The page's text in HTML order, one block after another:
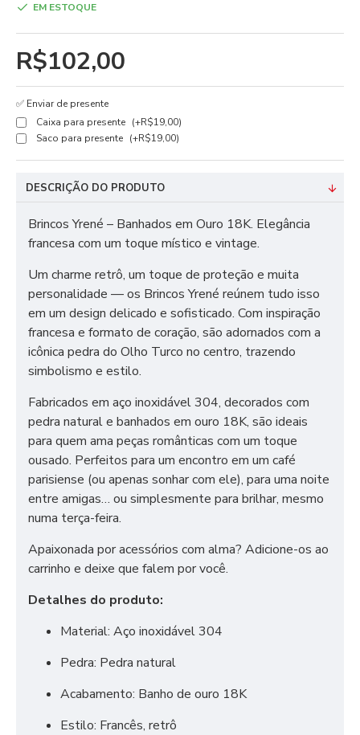
R$102,00
EM ESTOQUE
✅ Enviar de presente
Caixa para presente (+R$19,00)
Saco para presente (+R$19,00)
DESCRIÇÃO DO PRODUTO
Brincos Yrené – Banhados em Ouro 18K. Elegância
francesa com um toque místico e vintage.
Um charme retrô, um toque de proteção e muita
personalidade — os Brincos Yrené reúnem tudo isso
em um design delicado e sofisticado. Com inspiração
francesa e formato de coração, são adornados com a
icônica pedra do Olho Turco no centro, trazendo
simbolismo e estilo.
Fabricados em aço inoxidável 304, decorados com
pedra natural e banhados em ouro 18K, são ideais
para quem ama peças românticas com um toque
ousado. Perfeitos para um encontro em um café
parisiense (ou apenas sonhar com ele), para uma noite
entre amigas… ou simplesmente para brilhar, mesmo
numa terça-feira.
Apaixonada por acessórios com alma? Adicione-os ao
carrinho e deixe que falem por você.
Detalhes do produto:
Material: Aço inoxidável 304
Pedra: Pedra natural
Acabamento: Banho de ouro 18K
Estilo: Francês, retrô